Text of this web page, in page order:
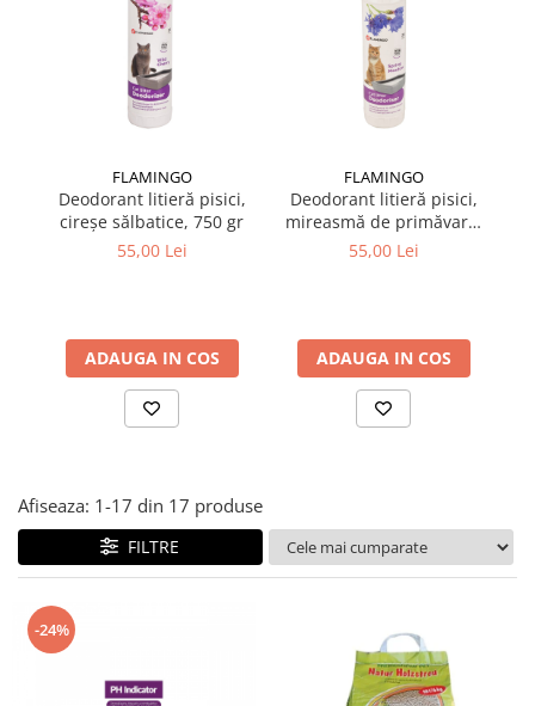
Suplimente și vitamine păsări și
Gel antiinflamator
FLAMINGO
Deodorant litieră pisici,
cireșe sălbatice, 750 gr
55,00 Lei
ADAUGA IN COS
FLAMINGO
Deodorant litieră pisici,
mireasmă de primăvară,
750 gr
55,00 Lei
ADAUGA IN COS
Afiseaza: 1-17 din 17 produse
FILTRE
-24%